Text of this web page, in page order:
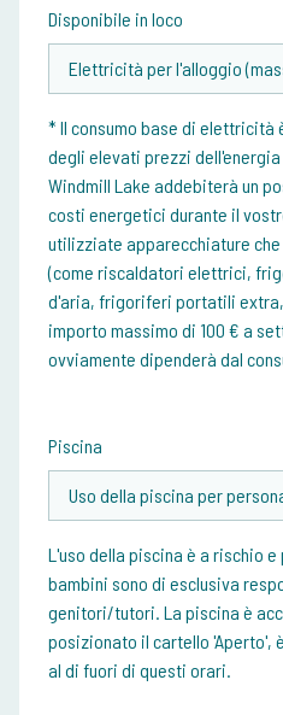
Disponibile in loco
Elettricità per l'alloggio
* Il consumo base di elettricità
degli elevati prezzi
Windmill Lake addebiterà un
costi energetici durante il
utilizziate apparecchiature
(come riscaldatori elettrici,
d'aria, frigoriferi portatili
importo massimo di 100 € a
ovviamente dipenderà dal
Piscina
Uso della piscina per
L'uso della piscina è a rischio
bambini sono di esclusiva
genitori/tutori. La piscina è
posizionato il cartello 'Aperto',
al di fuori di questi orari.